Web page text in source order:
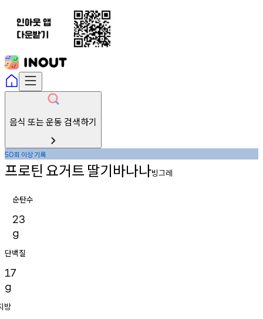
음식 또는 운동 검색하기
50회 이상기록
프로틴 요거트 딸기바나나빙그레
순탄수
23
g
단백질
17
g
방